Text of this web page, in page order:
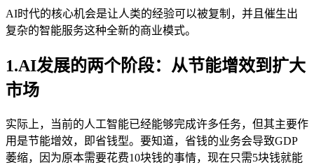
AI时代的核心机会是让人类的经验可以被复制，并且催生出
复杂的智能服务这种全新的商业模式。
1.AI发展的两个阶段：从节能增效到扩大
市场
实际上，当前的人工智能已经能够完成许多任务，但其主要作
用是节能增效，即省钱型。要知道，省钱的业务会导致GDP
萎缩，因为原本需要花费10块钱的事情，现在只需5块钱就能